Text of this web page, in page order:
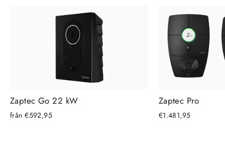
Zaptec Go 22 kW
från €592,95
Zaptec Pro
€1.481,95